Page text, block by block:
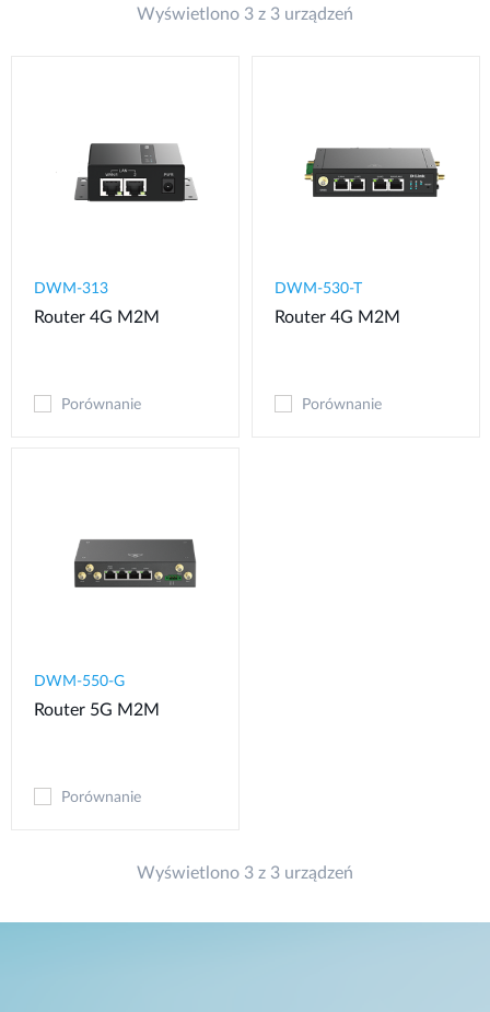
Wyświetlono 3 z 3 urządzeń
DWM-313
Router 4G M2M
Porównanie
DWM-530-T
Router 4G M2M
Porównanie
DWM-550-G
Router 5G M2M
Porównanie
Wyświetlono 3 z 3 urządzeń